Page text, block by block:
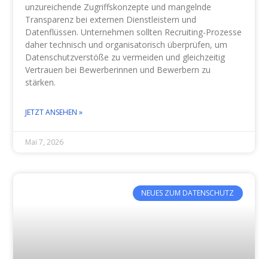
unzureichende Zugriffskonzepte und mangelnde
Transparenz bei externen Dienstleistern und
Datenflüssen. Unternehmen sollten Recruiting-Prozesse
daher technisch und organisatorisch überprüfen, um
Datenschutzverstöße zu vermeiden und gleichzeitig
Vertrauen bei Bewerberinnen und Bewerbern zu
stärken.
JETZT ANSEHEN »
Mai 7, 2026
NEUES ZUM DATENSCHUTZ